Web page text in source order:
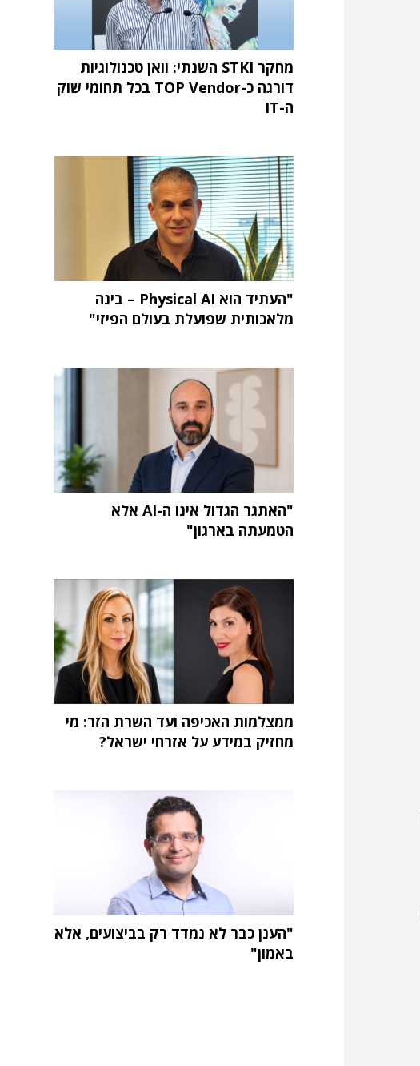
מחקר STKI השנתי: וואן טכנולוגיות
דורגה כ-TOP Vendor בכל תחומי שוק
ה-IT
"העתיד הוא Physical AI – בינה
מלאכותית שפועלת בעולם הפיזי"
"האתגר הגדול אינו ה-AI אלא
הטמעתה בארגון"
ממצלמות האכיפה ועד השרת הזר: מי
מחזיק במידע על אזרחי ישראל?
"הענן כבר לא נמדד רק בביצועים, אלא
באמון"